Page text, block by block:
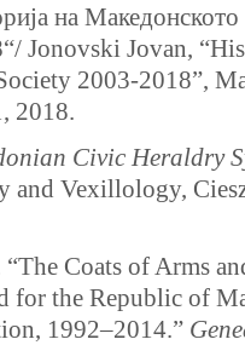
на
Jonovski Jovan,
2003-2018”,
2018.
Civic Heraldry
аnd Vexillology,
Coats of Arms
for the Republic of
1992–2014.”